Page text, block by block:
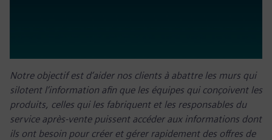
Notre objectif est d’aider nos clients à abattre les murs qui
silotent l’information afin que les équipes qui conçoivent les
produits, celles qui les fabriquent et les responsables du
service après-vente puissent accéder aux informations dont
ils ont besoin pour créer et gérer rapidement des offres de